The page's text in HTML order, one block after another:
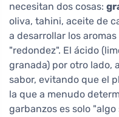
necesitan dos cosas:
oliva, tahini, aceite de
a desarrollar los
"redondez". El ácido
granada) por otro lado,
sabor, evitando que el
la que a menudo
garbanzos es solo